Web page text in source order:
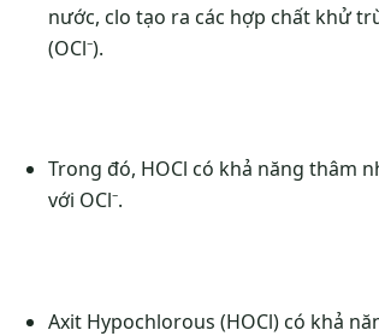
nước, clo tạo ra các hợp chất khử
(OCl⁻).
Trong đó, HOCl có khả năng thâm
với OCl⁻.
Axit Hypochlorous (HOCl) có khả